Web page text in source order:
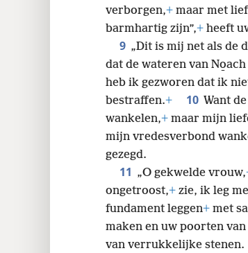
verborgen,+ maar met
barmhartig zijn”,+ heeft
9 „Dit is mij net als de
dat de wateren van
heb ik gezworen dat ik
bestraffen.+ 10 Want
wankelen,+ maar mijn
mijn vredesverbond
gezegd.
11 „O gekwelde vrouw,
ongetroost,+ zie, ik leg
fundament leggen+ met
maken en uw poorten
van verrukkelijke